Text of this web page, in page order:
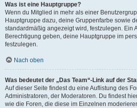
Was ist eine Hauptgruppe?
Wenn du Mitglied in mehr als einer
Hauptgruppe dazu, deine Gruppenfarbe sowie
standardmäßig angezeigt wird, festzulegen. Ein
Berechtigung geben, deine Hauptgruppe im
festzulegen.
Nach oben
Was bedeutet der „Das Team“-Link auf der
Auf dieser Seite findest du eine Auflistung des
Administratoren, der Moderatoren. Du findest
wie die Foren, die diese im Einzelnen